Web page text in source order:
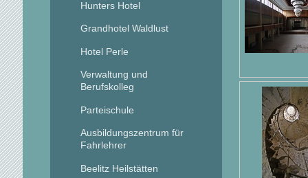
Hunters Hotel
Grandhotel Waldlust
Hotel Perle
Verwaltung und
Berufskolleg
Parteischule
Ausbildungszentrum für
Fahrlehrer
Beelitz Heilstätten